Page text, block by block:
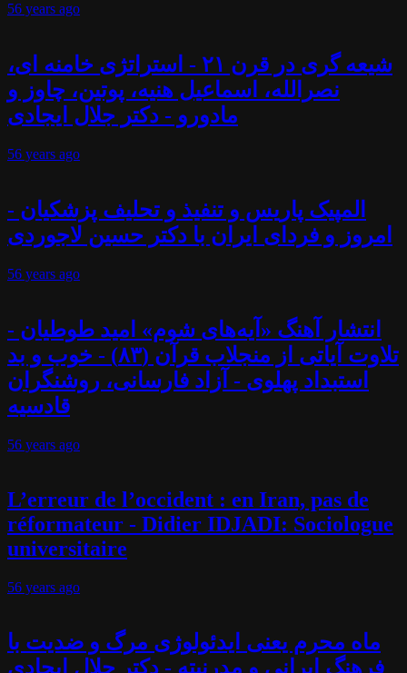
56 years ago
شیعه گری در قرن ۲۱ - استراتژی خامنه ای،
نصرالله، اسماعیل هنیه، پوتین، چاوز و
مادورو - دکتر جلال ایجادی
56 years ago
المپیک پاریس و تنفیذ و تحلیف پزشکیان -
امروز و فردای ایران با دکتر حسین لاجوردی
56 years ago
انتشار آهنگ «آیه‌های شوم» امید طوطیان -
تلاوت آیاتی از منجلاب قرآن (۸۳) - خوب و بد
استبداد پهلوی - آزاد فارسانی، روشنگران
قادسیه
56 years ago
L’erreur de l’occident : en Iran, pas de
réformateur - Didier IDJADI: Sociologue
universitaire
56 years ago
ماه محرم یعنی ایدئولوژی مرگ و ضدیت با
فرهنگ ایرانی و مدرنیته - دکتر جلال ایجادی